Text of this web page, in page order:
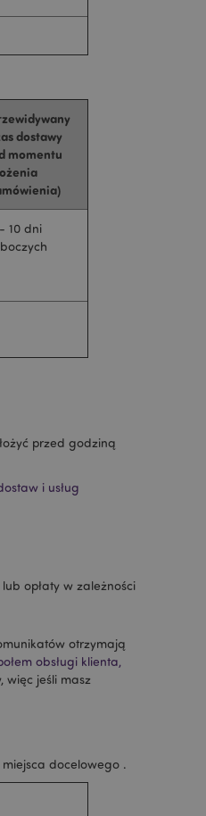
dostawy
momentu
10 dni
przed godziną
i usług
opłaty w zależności
otrzymają
obsługi klienta,
więc jeśli masz
docelowego .